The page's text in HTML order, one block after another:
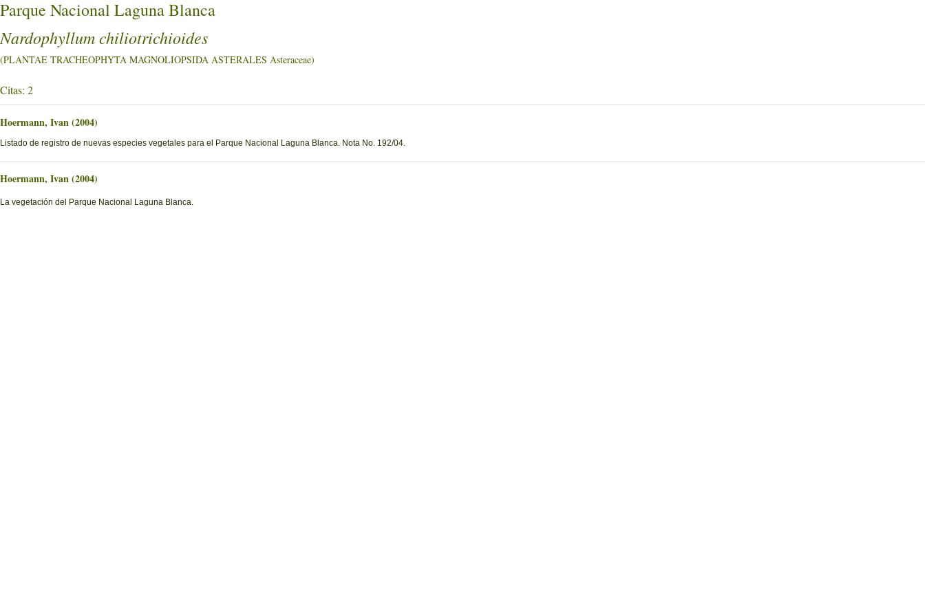
Parque Nacional Laguna Blanca
Nardophyllum chiliotrichioides
(PLANTAE TRACHEOPHYTA MAGNOLIOPSIDA ASTERALES Asteraceae)
Citas: 2
Hoermann, Ivan (2004)
Listado de registro de nuevas especies vegetales para el Parque Nacional Laguna Blanca. Nota No. 192/04.
Hoermann, Ivan (2004)
La vegetación del Parque Nacional Laguna Blanca.